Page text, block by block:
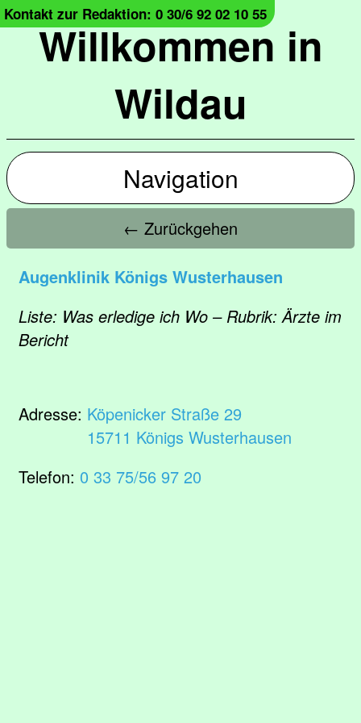
Willkommen in
Wildau
Kontakt zur Redaktion: 0 30/6 92 02 10 55
Navigation
← Zurückgehen
Augenklinik Königs Wusterhausen
Liste: Was erledige ich Wo – Rubrik: Ärzte im
Bericht
Adresse: Köpenicker Straße 29
15711 Königs Wusterhausen
Telefon: 0 33 75/56 97 20